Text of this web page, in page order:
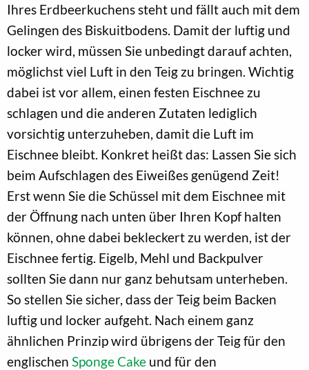
Ihres Erdbeerkuchens steht und fällt auch mit dem
Gelingen des Biskuitbodens. Damit der luftig und
locker wird, müssen Sie unbedingt darauf achten,
möglichst viel Luft in den Teig zu bringen. Wichtig
dabei ist vor allem, einen festen Eischnee zu
schlagen und die anderen Zutaten lediglich
vorsichtig unterzuheben, damit die Luft im
Eischnee bleibt. Konkret heißt das: Lassen Sie sich
beim Aufschlagen des Eiweißes genügend Zeit!
Erst wenn Sie die Schüssel mit dem Eischnee mit
der Öffnung nach unten über Ihren Kopf halten
können, ohne dabei bekleckert zu werden, ist der
Eischnee fertig. Eigelb, Mehl und Backpulver
sollten Sie dann nur ganz behutsam unterheben.
So stellen Sie sicher, dass der Teig beim Backen
luftig und locker aufgeht. Nach einem ganz
ähnlichen Prinzip wird übrigens der Teig für den
englischen Sponge Cake und für den